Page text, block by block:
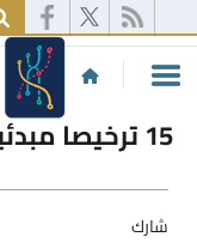
15 ترخيصا مبدئيا لـ"تطبيقات ركاب ذكية"
شارك